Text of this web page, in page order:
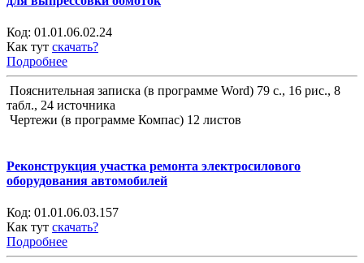
Код: 01.01.06.02.24
Как тут скачать?
Подробнее
Пояснительная записка (в программе Word) 79 с., 16 рис., 8
табл., 24 источника
Чертежи (в программе Компас) 12 листов
Реконструкция участка ремонта электросилового
оборудования автомобилей
Код: 01.01.06.03.157
Как тут скачать?
Подробнее